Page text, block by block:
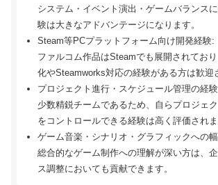
システム・イベント演出・ゲームバランス
験は大きなアドバンテージになります。
Steam等PCプラットフォーム向け開発経験:
ファルコム作品はSteamでも展開されてお
化やSteamworks対応の経験がある方は歓迎
プロジェクト進行・スケジュール管理の経
少数精鋭チームであるため、自らプロジェ
をコントロールできる経験は高く評価されま
ゲーム音楽・シナリオ・グラフィックへの
総合的なゲーム制作への理解が深い方は、
ス調整においても貢献できます。